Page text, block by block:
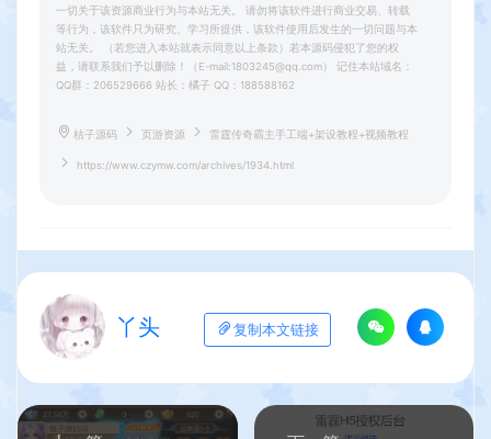
一切关于该资源商业行为与本站无关。 请勿将该软件进行商业交易、转载
等行为，该软件只为研究、学习所提供，该软件使用后发生的一切问题与本
站无关。 （若您进入本站就表示同意以上条款）若本源码侵犯了您的权
益，请联系我们予以删除！（E-mail:1803245@qq.com） 记住本站域名：
QQ群：206529666 站长：橘子 QQ：188588162
桔子源码 页游资源 雷霆传奇霸主手工端+架设教程+视频教程
https://www.czymw.com/archives/1934.html
丫头 复制本文链接